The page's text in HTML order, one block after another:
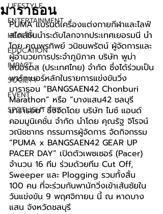
LIFESTYLE
ENTERTAINMENT
HEALTH
EDUCATION
IMPACT
SOCIETY
EVENT
SPOTLIGHT TRY
มาราธอน
PUMA แบรนด์เครื่องแต่งกายกีฬาและไลฟ์
สไตล์ชั้นนำระดับโลกจากประเทศเยอรมนี นำ
โดย คุณพรทิพย์ วนิชนพรัตน์ ผู้จัดการและ
ผู้อำนวยการประจำภูมิภาค บริษัท พูม่า
สปอร์ตส (ประเทศไทย) จำกัด ซึ่งได้ร่วมเป็น
พาร์ทเนอร์หลักในรายการแข่งขันวิ่ง
มาราธอน “BANGSAEN42 Chonburi
Marathon” หรือ “บางแสน42 ชลบุรี
มาราธอน” ซึ่งจัดโดย บริษัท ไมซ์ แอนด์
คอมมูนิเคชั่น จำกัด นำโดย คุณรัฐ จิโรจน์
วณิชชากร กรรมการผู้จัดการ จัดกิจกรรม
“PUMA x BANGSAEN42 GEAR UP
PACER DAY” เปิดตัวเพซเซอร์ (Pacer)
จำนวน 16 ทีม ร่วมด้วยทีม Cut Off,
Sweeper และ Plogging รวมทั้งสิ้น
100 คน ที่จะร่วมกันพานักวิ่งเข้าเส้นชัยใน
วันแข่งขัน 9 พฤศจิกายน นี้ ณ หาดบาง
แสน จังหวัดชลบุรี